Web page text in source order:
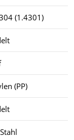
(1.4301)
(PP)